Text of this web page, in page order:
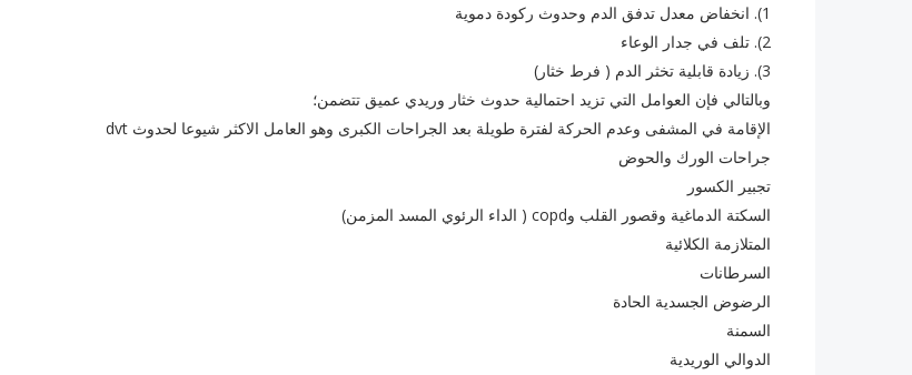
1). انخفاض معدل تدفق الدم وحدوث ركودة دموية
2). تلف في جدار الوعاء
3). زيادة قابلية تخثر الدم ( فرط خثار)
وبالتالي فإن العوامل التي تزيد احتمالية حدوث خثار وريدي عميق تتضمن؛
الإقامة في المشفى وعدم الحركة لفترة طويلة بعد الجراحات الكبرى وهو العامل الاكثر شيوعا لحدوث dvt
جراحات الورك والحوض
تجبير الكسور
السكتة الدماغية وقصور القلب وcopd ( الداء الرئوي المسد المزمن)
المتلازمة الكلائية
السرطانات
الرضوض الجسدية الحادة
السمنة
الدوالي الوريدية